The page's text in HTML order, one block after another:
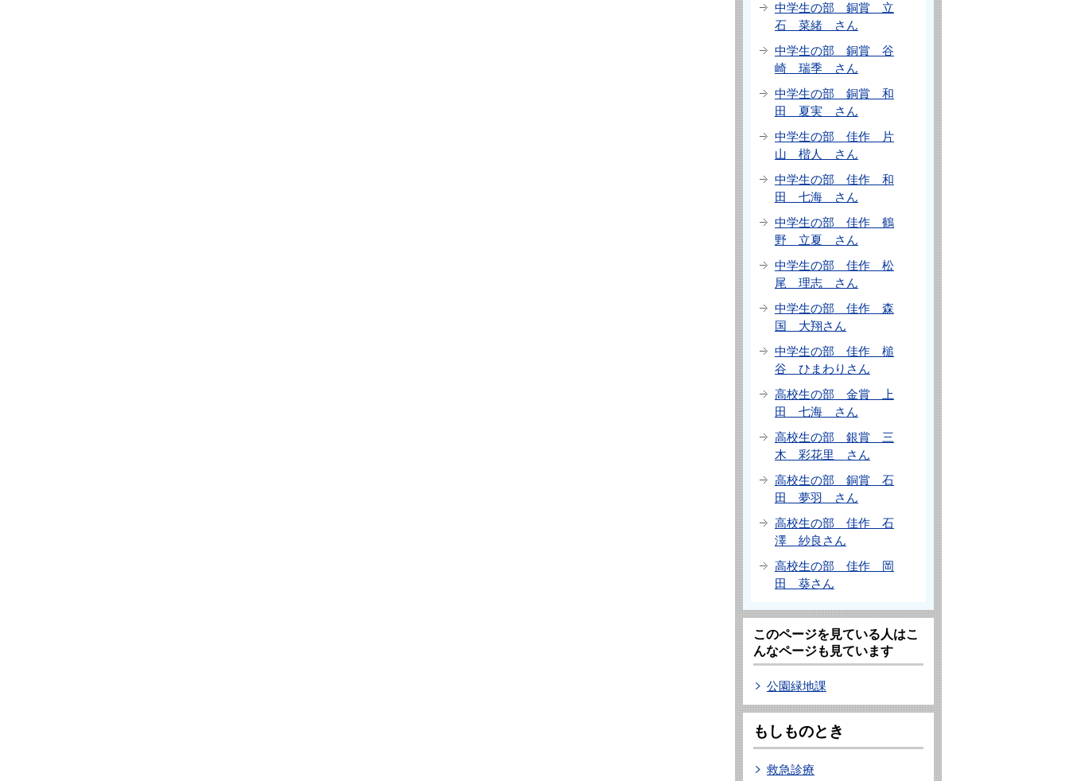
中学生の部 銅賞 立
石 菜緒 さん
中学生の部 銅賞 谷
崎 瑞季 さん
中学生の部 銅賞 和
田 夏実 さん
中学生の部 佳作 片
山 楷人 さん
中学生の部 佳作 和
田 七海 さん
中学生の部 佳作 鶴
野 立夏 さん
中学生の部 佳作 松
尾 理志 さん
中学生の部 佳作 森
国 大翔さん
中学生の部 佳作 槌
谷 ひまわりさん
高校生の部 金賞 上
田 七海 さん
高校生の部 銀賞 三
木 彩花里 さん
高校生の部 銅賞 石
田 夢羽 さん
高校生の部 佳作 石
澤 紗良さん
高校生の部 佳作 岡
田 葵さん
このページを見ている人はこ
んなページも見ています
公園緑地課
もしものとき
救急診療